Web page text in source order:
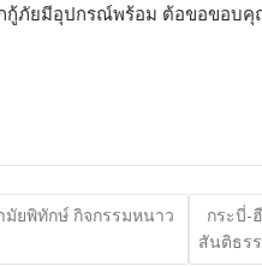
กู้ภัยมีอุปกรณ์พร้อม ต้อขอขอบ
ยพิทักษ์ กิจกรรมหนาว
กระบี่-
สันติธร